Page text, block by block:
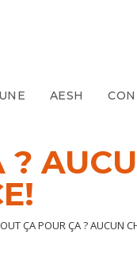
AESH
?
ÇA POUR ÇA ? AUCUN